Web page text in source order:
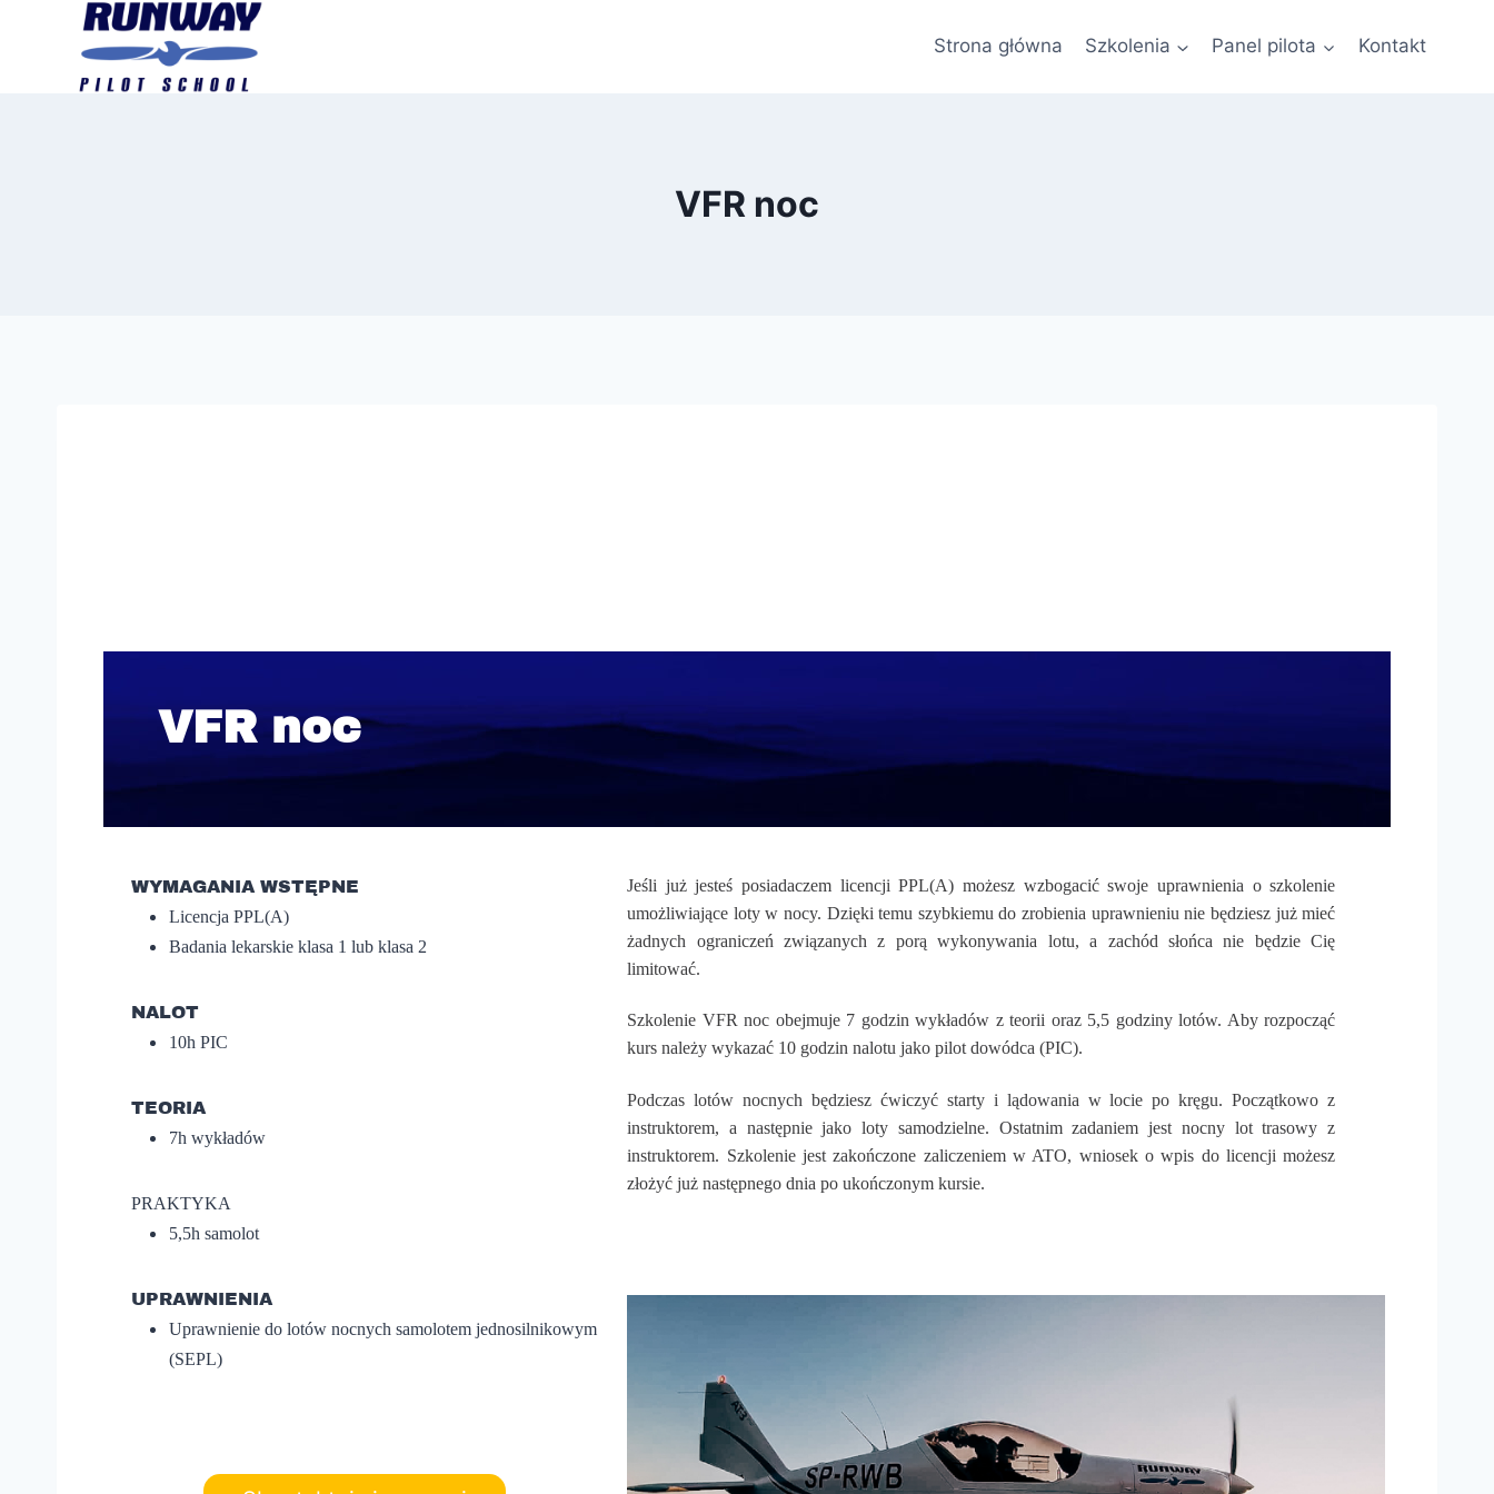
Strona główna Szkolenia Panel pilota Kontakt
VFR noc
VFR noc
WYMAGANIA WSTĘPNE
Licencja PPL(A)
Badania lekarskie klasa 1 lub klasa 2
NALOT
10h PIC
TEORIA
7h wykładów
PRAKTYKA
5,5h samolot
UPRAWNIENIA
Uprawnienie do lotów nocnych samolotem jednosilnikowym
(SEPL)
Jeśli już jesteś posiadaczem licencji PPL(A) możesz wzbogacić swoje uprawnienia o szkolenie
umożliwiające loty w nocy. Dzięki temu szybkiemu do zrobienia uprawnieniu nie będziesz już mieć
żadnych ograniczeń związanych z porą wykonywania lotu, a zachód słońca nie będzie Cię
limitować.
Szkolenie VFR noc obejmuje 7 godzin wykładów z teorii oraz 5,5 godziny lotów. Aby rozpocząć
kurs należy wykazać 10 godzin nalotu jako pilot dowódca (PIC).
Podczas lotów nocnych będziesz ćwiczyć starty i lądowania w locie po kręgu. Początkowo z
instruktorem, a następnie jako loty samodzielne. Ostatnim zadaniem jest nocny lot trasowy z
instruktorem. Szkolenie jest zakończone zaliczeniem w ATO, wniosek o wpis do licencji możesz
złożyć już następnego dnia po ukończonym kursie.